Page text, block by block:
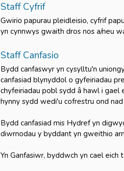
Staff Cyfrif
Gwirio papurau pleidleisio, cyfrif
yn cynnwys gwaith dros nos a/neu
Staff Canfasio
Bydd canfaswyr yn cysylltu'n
canfasiad blynyddol o gyfeiriadau
chyfeiriadau pobl sydd â hawl i gael
hynny sydd wedi'u cofrestru ond
Bydd canfasiad mis Hydref yn
diwrnodau y byddant yn gweithio
Yn Ganfasiwr, byddwch yn cael